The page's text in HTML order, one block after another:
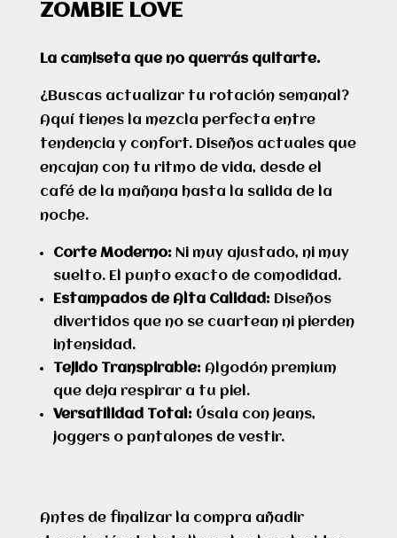
ZOMBIE LOVE
La camiseta que no querrás quitarte.
¿Buscas actualizar tu rotación semanal?
Aquí tienes la mezcla perfecta entre
tendencia y confort. Diseños actuales que
encajan con tu ritmo de vida, desde el
café de la mañana hasta la salida de la
noche.
Corte Moderno: Ni muy ajustado, ni muy
suelto. El punto exacto de comodidad.
Estampados de Alta Calidad: Diseños
divertidos que no se cuartean ni pierden
intensidad.
Tejido Transpirable: Algodón premium
que deja respirar a tu piel.
Versatilidad Total: Úsala con jeans,
joggers o pantalones de vestir.
Antes de finalizar la compra añadir